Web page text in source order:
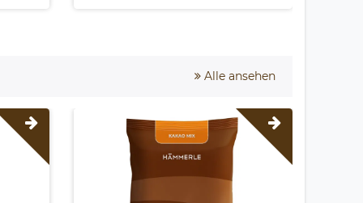
Alle ansehen